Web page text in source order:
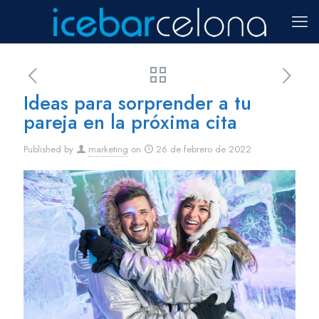
Ideas para sorprender a tu
pareja en la próxima cita
Published by marketing on 26 de febrero de 2022